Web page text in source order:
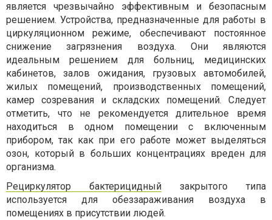
является чрезвычайно эффективным и безопасным
решением. Устройства, предназначенные для работы в
циркуляционном режиме, обеспечивают постоянное
снижение загрязнения воздуха. Они являются
идеальным решением для больниц, медицинских
кабинетов, залов ожидания, грузовых автомобилей,
жилых помещений, производственных помещений,
камер созревания и складских помещений. Следует
отметить, что не рекомендуется длительное время
находиться в одном помещении с включенным
прибором, так как при его работе может выделяться
озон, который в больших концентрациях вреден для
организма.
Рециркулятор бактерицидный закрытого типа
используется для обеззараживания воздуха в
помещениях в присутствии людей.